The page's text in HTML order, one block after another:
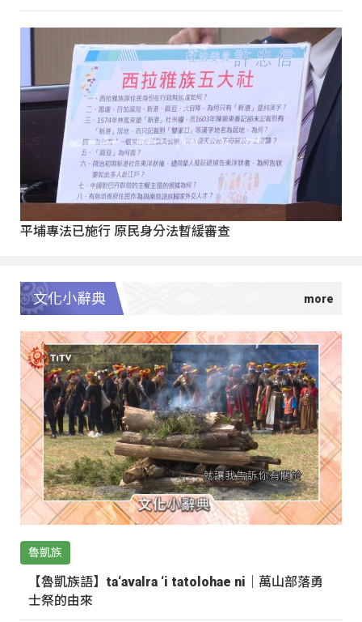
平埔專法已施行 原民身分法暫緩審查
文化小辭典
魯凱族
【魯凱族語】ta‘avalra ‘i tatolohae ni｜萬山部落勇
士祭的由來